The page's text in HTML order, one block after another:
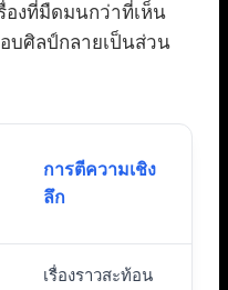
องที่มืดมนกว่าที่เห็น
บศิลป์กลายเป็นส่วน
การตีความเชิง
ลึก
เรื่องราวสะท้อน